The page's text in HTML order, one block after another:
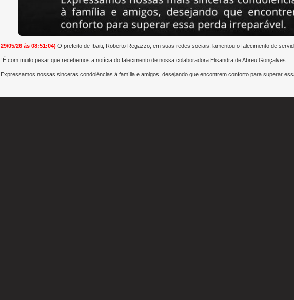
29/05/26 às 08:51:04) O prefeito de Ibaiti, Roberto Regazzo, em suas redes sociais, lamentou o falecimento de
“É com muito pesar que recebemos a notícia do falecimento de nossa colaboradora Elisandra de Abreu Gonçalves.
Expressamos nossas sinceras condolências à família e amigos, desejando que encontrem conforto para superar